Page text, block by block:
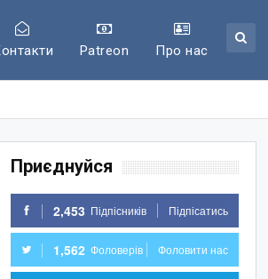
Patreon Про нас
Приєднуйся
2,453 Підпісників Підпісатись
1,562 Фоловерів Фоловити нас